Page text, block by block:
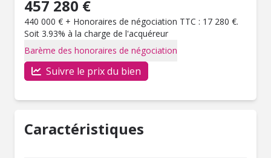
457 280 €
440 000 € + Honoraires de négociation TTC : 17 280 €.
Soit 3.93% à la charge de l'acquéreur
Barème des honoraires de négociation
Suivre le prix du bien
Caractéristiques